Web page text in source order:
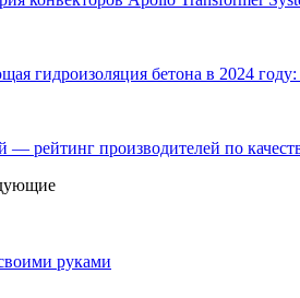
гидроизоляция бетона в 2024 году:
— рейтинг производителей по
руками